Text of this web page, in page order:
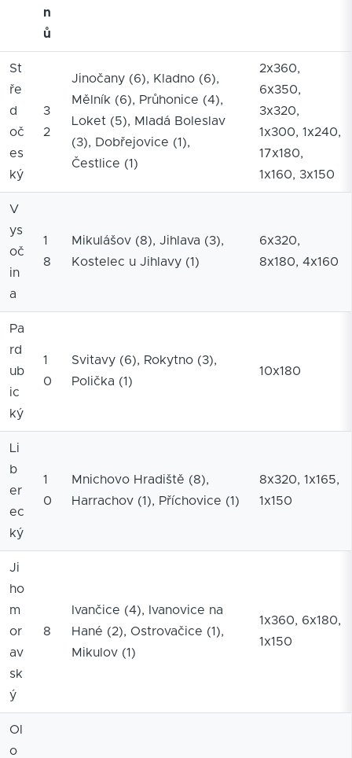
n
ů
St
ře
d
oč
es
ký
3
2
Jinočany (6), Kladno (6),
Mělník (6), Průhonice (4),
Loket (5), Mladá Boleslav
(3), Dobřejovice (1),
Čestlice (1)
2x360,
6x350,
3x320,
1x300, 1x240,
17x180,
1x160, 3x150
V
ys
oč
in
a
1
8
Mikulášov (8), Jihlava (3),
Kostelec u Jihlavy (1)
6x320,
8x180, 4x160
Pa
rd
ub
ic
ký
1
0
Svitavy (6), Rokytno (3),
Polička (1)
10x180
Li
b
er
ec
ký
1
0
Mnichovo Hradiště (8),
Harrachov (1), Příchovice (1)
8x320, 1x165,
1x150
Ji
ho
m
or
av
sk
ý
8
Ivančice (4), Ivanovice na
Hané (2), Ostrovačice (1),
Mikulov (1)
1x360, 6x180,
1x150
Ol
o